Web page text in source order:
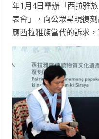
年1月4日舉辦「西拉雅
表會」，向公眾呈現復
應西拉雅族當代的訴求